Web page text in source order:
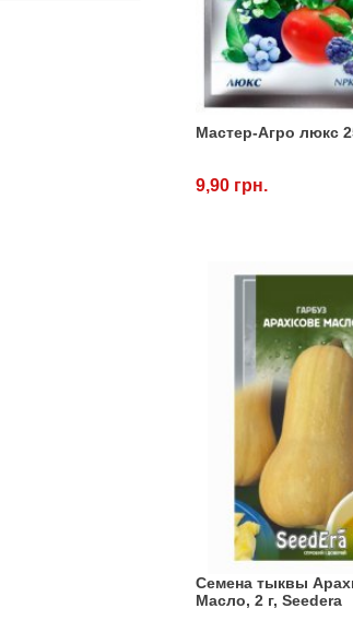
Mастер-Агро люкс
9,90 грн.
Семена тыквы
Масло, 2 г, Seedera